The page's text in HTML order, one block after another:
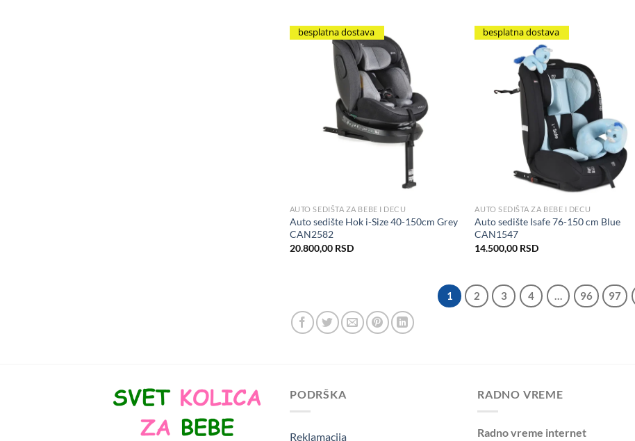
besplatna dostava
Add to Wishlist
AUTO SEDIŠTA ZA BEBE I DECU
Auto sedište Hok i-Size 40-150cm Grey
CAN2582
20.800,00 RSD
besplatna dostava
Add to Wishlist
AUTO SEDIŠTA ZA BEBE I DECU
Auto sedište Isafe 76-150 cm Blue
CAN1547
14.500,00 RSD
1 2 3 4 96 97
PODRŠKA
Reklamacija
RADNO VREME
Radno vreme internet